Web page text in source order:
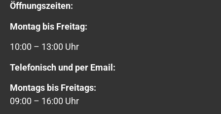
Öffnungszeiten:
Montag bis Freitag:
10:00 – 13:00 Uhr
Telefonisch und per Email:
Montags bis Freitags:
09:00 – 16:00 Uhr